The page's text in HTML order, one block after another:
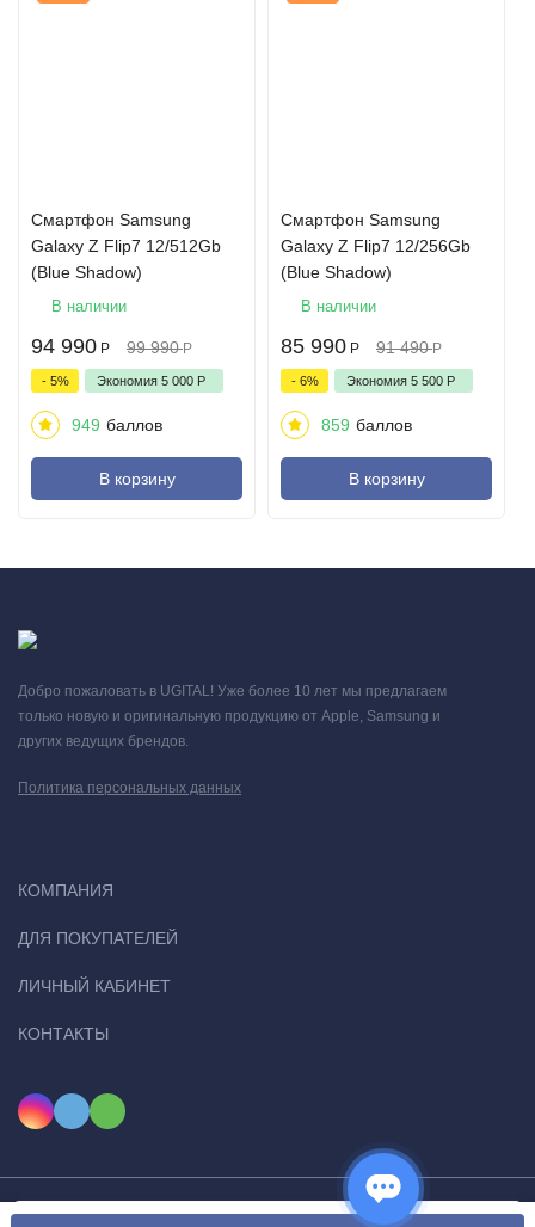
Невероятный поиск с функцией Обвести и найти. Просто
Это новый визуальный способ поиска.
Смартфон Samsung
Galaxy Z Flip7 12/512Gb
(Blue Shadow)
В наличии
94 990 Р 99 990 Р
- 5% Экономия 5 000 Р
949 баллов
В корзину
Смартфон Samsung
Galaxy Z Flip7 12/256Gb
(Blue Shadow)
В наличии
85 990 Р 91 490 Р
- 6% Экономия 5 500 Р
859 баллов
В корзину
Добро пожаловать в UGITAL! Уже более 10 лет мы предлагаем
только новую и оригинальную продукцию от Apple, Samsung и
других ведущих брендов.
Политика персональных данных
КОМПАНИЯ
ДЛЯ ПОКУПАТЕЛЕЙ
ЛИЧНЫЙ КАБИНЕТ
КОНТАКТЫ
© 2026 Ugital. Все права защищены
Мы используем файлы cookie, чтобы сайт был лучше для